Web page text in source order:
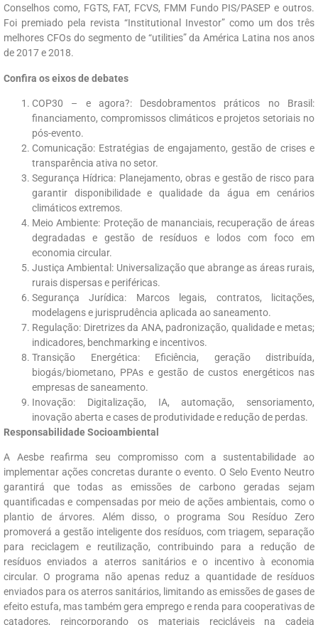
Conselhos como, FGTS, FAT, FCVS, FMM Fundo PIS/PASEPeoutros.
Foi premiado pela revista “Institutional Investor” como um dos três
melhores CFOs do segmento de “utilities”daAmérica Latina nosanos
de2017e2018.
Confira os eixos de debates
COP30 – e agora?: Desdobramentos práticos no Brasil:
financiamento, compromissos climáticos e projetos setoriais no
pós-evento.
Comunicação: Estratégias de engajamento, gestão de crises e
transparência ativa no setor.
Segurança Hídrica: Planejamento, obras e gestão de risco para
garantir disponibilidade e qualidade da água em cenários
climáticos extremos.
Meio Ambiente: Proteção de mananciais, recuperação de áreas
degradadas e gestão de resíduos e lodos com foco em
economia circular.
Justiça Ambiental: Universalização que abrange as áreas rurais,
rurais dispersas e periféricas.
Segurança Jurídica: Marcos legais, contratos, licitações,
modelagens e jurisprudência aplicada ao saneamento.
Regulação: Diretrizes da ANA, padronização, qualidade e metas;
indicadores, benchmarking e incentivos.
Transição Energética: Eficiência, geração distribuída,
biogás/biometano, PPAs e gestão de custos energéticos nas
empresas de saneamento.
Inovação: Digitalização, IA, automação, sensoriamento,
inovação aberta e cases de produtividade e redução de perdas.
Responsabilidade Socioambiental
A Aesbe reafirma seu compromisso com a sustentabilidade ao
implementar ações concretas durante o evento. O Selo Evento Neutro
garantirá que todas as emissões de carbono geradas sejam
quantificadas e compensadas por meio de ações ambientais, como o
plantio de árvores. Além disso, o programa Sou Resíduo Zero
promoverá a gestão inteligente dos resíduos, com triagem, separação
para reciclagem e reutilização, contribuindo para a redução de
resíduos enviados a aterros sanitários e o incentivo à economia
circular. O programa não apenas reduz a quantidade de resíduos
enviados para os aterros sanitários, limitando as emissões de gases de
efeito estufa, mas também gera emprego e renda para cooperativas de
catadores, reincorporando os materiais recicláveis na cadeia